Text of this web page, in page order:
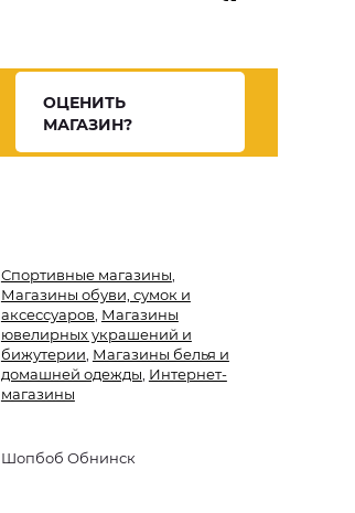
ОЦЕНИТЬ
МАГАЗИН?
Спортивные магазины
Магазины обуви, сумок и
аксессуаров Магазины
ювелирных украшений и
бижутерии Магазины белья и
домашней одежды Интернет-
магазины
Шопбоб Обнинск